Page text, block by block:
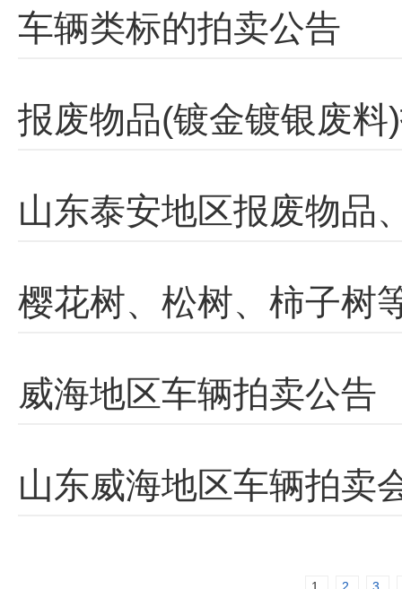
车辆类标的拍卖公告
报废物品(镀金镀银废料
山东泰安地区报废物品
樱花树、松树、柿子树
威海地区车辆拍卖公告
山东威海地区车辆拍卖